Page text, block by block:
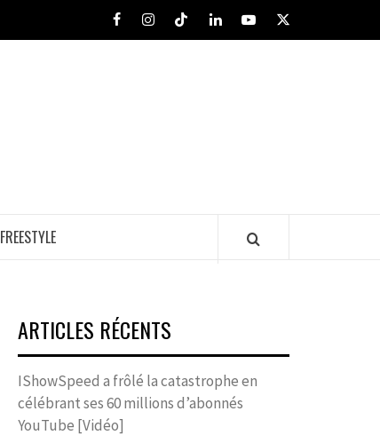
FacebookInstagram
TiktokLinkedInYoutube
X
FREESTYLE
ARTICLES RÉCENTS
IShowSpeed a frôlé la catastrophe en
célébrant ses 60 millions d’abonnés
YouTube [Vidéo]